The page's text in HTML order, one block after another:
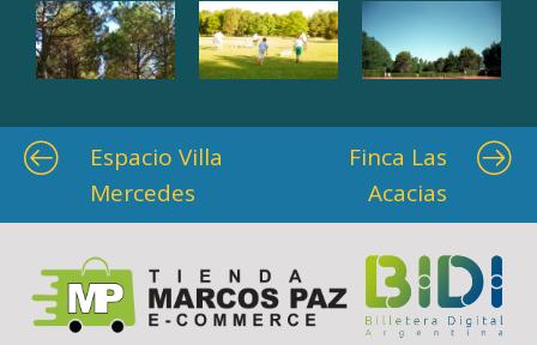
Espacio Villa
Mercedes
Finca Las
Acacias